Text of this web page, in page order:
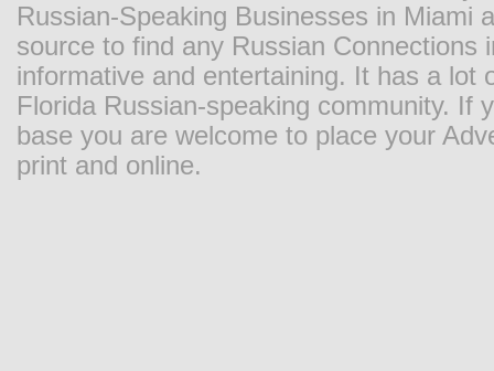
Russian-Speaking Businesses in Miami
source to find any Russian
informative and entertaining. It has a
Florida Russian-speaking community. If
base you are welcome to place your
print and online.